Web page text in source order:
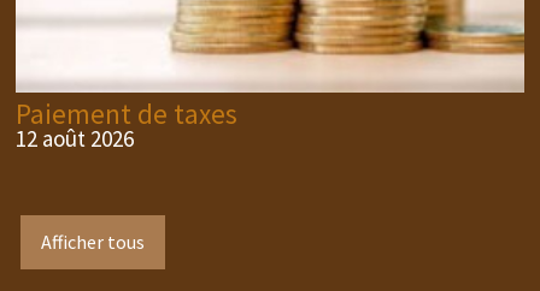
Paiement de taxes
12 août 2026
Afficher tous